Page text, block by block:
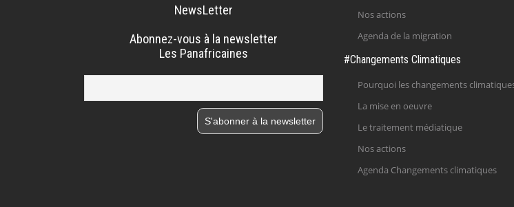
NewsLetter
Abonnez-vous à la newsletter
Les Panafricaines
Nos actions
Agenda de la migration
#Changements Climatiques
Pourquoi les changements
La mise en oeuvre
Le traitement médiatique
Nos actions
Agenda Changements climatiques